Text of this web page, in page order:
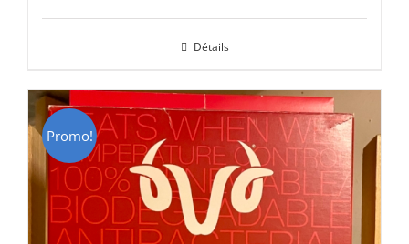
CHF 85.00.CHF 59.00.
Détails
Promo!